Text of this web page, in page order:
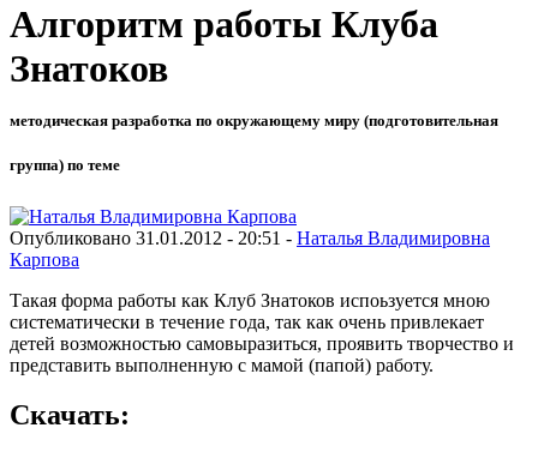
Алгоритм работы Клуба
Знатоков
методическая разработка по окружающему миру (подготовительная
группа) по теме
Опубликовано 31.01.2012 - 20:51 - Наталья Владимировна
Карпова
Такая форма работы как Клуб Знатоков испоьзуется мною
систематически в течение года, так как очень привлекает
детей возможностью самовыразиться, проявить творчество и
представить выполненную с мамой (папой) работу.
Скачать: